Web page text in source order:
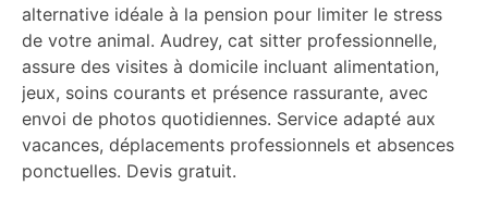
alternative idéale à la pension pour limiter le stress
de votre animal. Audrey, cat sitter professionnelle,
assure des visites à domicile incluant alimentation,
jeux, soins courants et présence rassurante, avec
envoi de photos quotidiennes. Service adapté aux
vacances, déplacements professionnels et absences
ponctuelles. Devis gratuit.